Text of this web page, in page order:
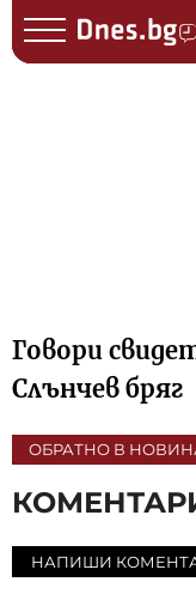
Говори
Слънчев бряг
ОБРАТНО В
НАПИШИ